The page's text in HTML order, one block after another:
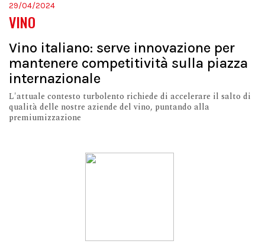
29/04/2024
VINO
Vino italiano: serve innovazione per
mantenere competitività sulla piazza
internazionale
L'attuale contesto turbolento richiede di accelerare il salto di
qualità delle nostre aziende del vino, puntando alla
premiumizzazione